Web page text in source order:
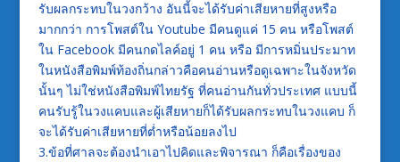
รับผลกระทบในวงกว้าง อันนี้จะได้รับค่าเสียหายที่สูงหรือ
มากกว่า การโพสต์ใน Youtube มีคนดูแค่ 15 คน หรือโพสต์
ใน Facebook มีคนกดไลค์อยู่ 1 คน หรือ มีการหมิ่นประมาท
ในหนังสือพิมพ์ท้องถิ่นกล่าวคือคนอ่านหรือดูเฉพาะในจังหวัด
นั้นๆ ไม่ใช่หนังสือพิมพ์ไทยรัฐ ที่คนอ่านกันทั่วประเทศ แบบนี้
คนรับรู้ในวงแคบและผู้เสียหายก็ได้รับผลกระทบในวงแคบ ก็
จะได้รับค่าเสียหายที่ต่ำหรือน้อยลงไป
3.ข้อที่ศาลจะต้องนำเอาไปคิดและพิจารณา ก็คือเรื่องของ